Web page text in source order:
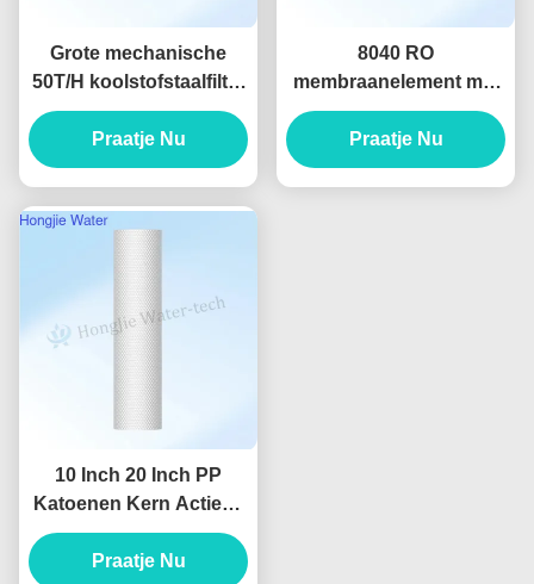
Grote mechanische
50T/H koolstofstaalfilter
voor het verwijderen
van ijzer- en
mangaanionen
Praatje Nu
8040 RO
membraanelement met
99% zoutverwijdering
Praatje Nu
10 Inch 20 Inch PP
Katoenen Kern Actieve
Koolfilter Voor
Waterfiltersysteem
Praatje Nu